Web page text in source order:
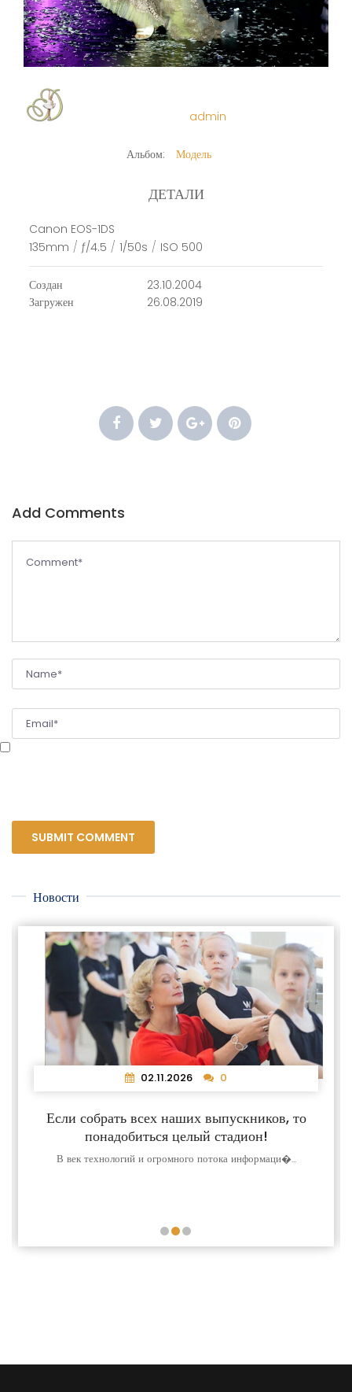
admin
Альбом: Модель
ДЕТАЛИ
Canon EOS-1DS
135mm / ƒ/4.5 / 1/50s / ISO 500
Создан
23.10.2004
Загружен
26.08.2019
Add Comments
Новости
02.11.2026 0
Если собрать всех наших выпускников, то
понадобиться целый стадион!
В век технологий и огромного потока информаци�...